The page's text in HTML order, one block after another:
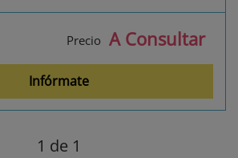
Precio A Consultar
Infórmate
1 de 1